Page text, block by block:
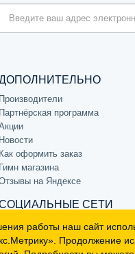
Производители
Партнёрская программа
Новости
Как оформить заказ
Гимн магазина
на Яндексе
СЕТИ
работы наш сайт
Продолжение